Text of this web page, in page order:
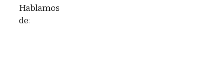
Hablamos
de: